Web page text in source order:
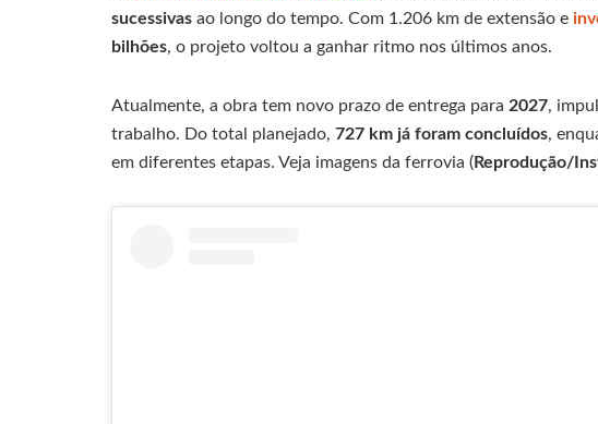
sucessivas ao longo do tempo. Com 1.206 km de extensão e
bilhões, o projeto voltou a ganhar ritmo nos últimos anos.
Atualmente, a obra tem novo prazo de entrega para 2027,
trabalho. Do total planejado, 727 km já foram concluídos,
em diferentes etapas. Veja imagens da ferrovia (Reprodução/